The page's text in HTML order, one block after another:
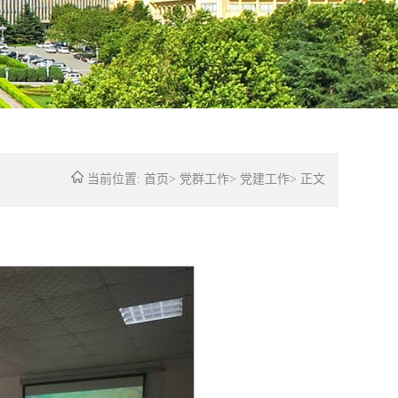
当前位置: 首页 > 党群工作> 党建工作> 正文